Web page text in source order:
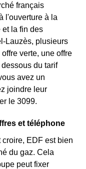
français
l'ouverture à la
et la fin des
Lauzès, plusieurs
verte, une offre
du tarif
avez un
joindre leur
le 3099.
et téléphone
EDF est bien
du gaz. Cela
peut fixer